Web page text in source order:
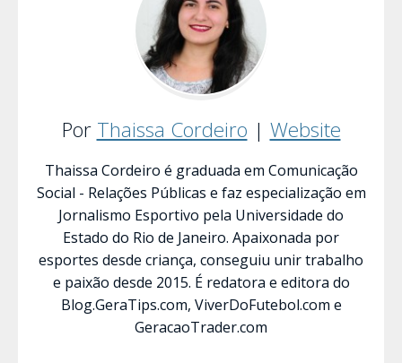
Por Thaissa Cordeiro | Website
Thaissa Cordeiro é graduada em Comunicação
Social - Relações Públicas e faz especialização em
Jornalismo Esportivo pela Universidade do
Estado do Rio de Janeiro. Apaixonada por
esportes desde criança, conseguiu unir trabalho
e paixão desde 2015. É redatora e editora do
Blog.GeraTips.com, ViverDoFutebol.com e
GeracaoTrader.com